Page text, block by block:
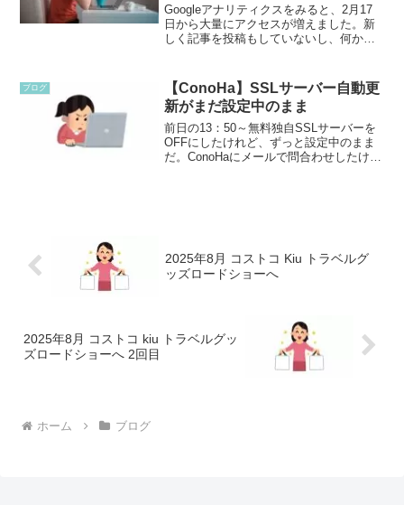
Googleアナリティクスをみると、2月17
日から大量にアクセスが増えました。新
しく記事を投稿もしていないし、何か記
ーランド（ワルシャワ）からのアクセス
でした。なんだか...
ブログ
【ConoHa】SSLサーバー自動更
新がまだ設定中のまま
前日の13：50～無料独自SSLサーバーを
OFFにしたけれど、ずっと設定中のまま
だ。ConoHaにメールで問合わせしたけれ
2025年8月 コストコ Kiu トラベルグ
ッズロードショーへ
2025年8月 コストコ kiu トラベルグッ
ズロードショーへ 2回目
ホーム ブログ